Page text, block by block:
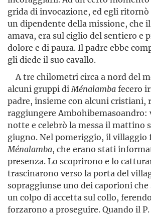
grida di invocazione, ed egli ritornò
un dipendente della missione, che
amava, era sul ciglio del sentiero e
dolore e di paura. Il padre ebbe
gli diede il suo cavallo.
A tre chilometri circa a nord del
alcuni gruppi di Ménalambafecero
padre, insieme con alcuni cristiani,
raggiungere Ambohibemasoandro:
notte e celebrò la messa il mattino
giugno. Nel pomeriggio, il villaggio
Ménalamba, che erano stati
presenza. Lo scoprirono e lo
trascinarono verso la porta del
sopraggiunse uno dei caporioni che
un colpo di accetta sul collo,
forzarono a proseguire. Quando il